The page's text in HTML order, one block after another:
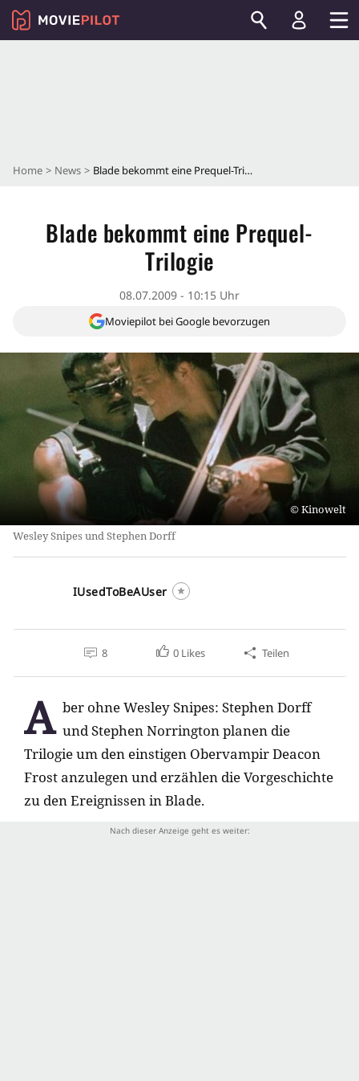
Home News Blade bekommt eine Prequel-Trilogie
Blade bekommt eine Prequel-
Trilogie
08.07.2009 - 10:15 Uhr
Moviepilot bei Google bevorzugen
Kinowelt
Wesley Snipes und Stephen Dorff
IUsedToBeAUser
8 0 Likes Teilen
A ber ohne Wesley Snipes: Stephen Dorff
und Stephen Norrington planen die
Trilogie um den einstigen Obervampir Deacon
Frost anzulegen und erzählen die Vorgeschichte
zu den Ereignissen in Blade.